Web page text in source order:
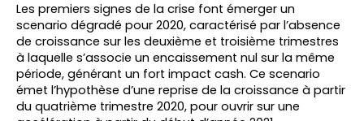
Les premiers signes de la crise font émerger un
scenario dégradé pour 2020, caractérisé par l’absence
de croissance sur les deuxième et troisième trimestres
à laquelle s’associe un encaissement nul sur la même
période, générant un fort impact cash. Ce scenario
émet l’hypothèse d’une reprise de la croissance à partir
du quatrième trimestre 2020, pour ouvrir sur une